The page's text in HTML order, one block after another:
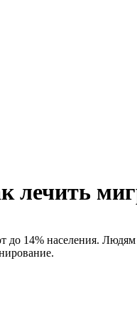
лечить
14% населения.